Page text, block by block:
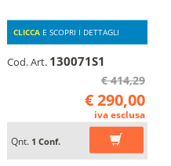
CLICCA E SCOPRI I DETTAGLI
Cod. Art. 130071S1
€ 414,29
€ 290,00
iva esclusa
Qnt. 1 Conf.